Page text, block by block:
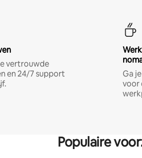
vertrouwde
en 24/7 support
Ga
voor
Populaire